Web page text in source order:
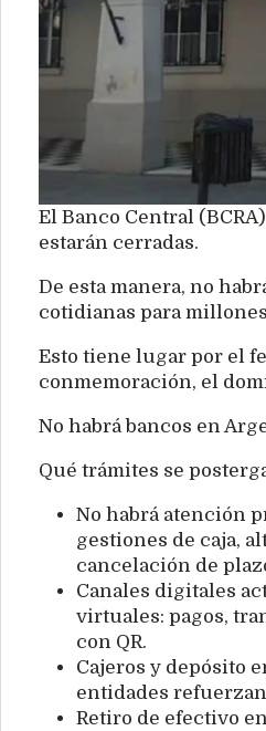
El Banco Central
estarán cerradas.
De esta manera, no
cotidianas para
Esto tiene lugar por el
conmemoración, el
No habrá bancos en
Qué trámites se
No habrá atención
gestiones de caja,
cancelación de
Canales digitales
virtuales: pagos,
con QR.
Cajeros y depósito
entidades
Retiro de efectivo